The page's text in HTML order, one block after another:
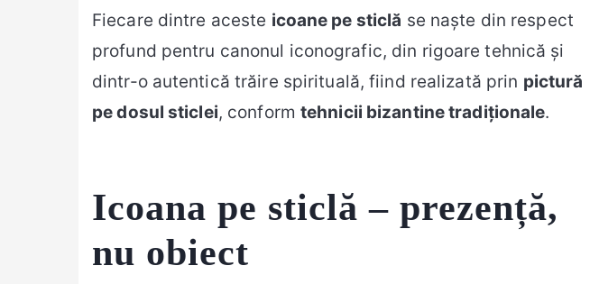
Fiecare dintre aceste icoane pe sticlă se naște din respect
profund pentru canonul iconografic, din rigoare tehnică și
dintr-o autentică trăire spirituală, fiind realizată prin pictură
pe dosul sticlei, conformtehnicii bizantine tradiționale.
Icoana pe sticlă – prezență,
nu obiect